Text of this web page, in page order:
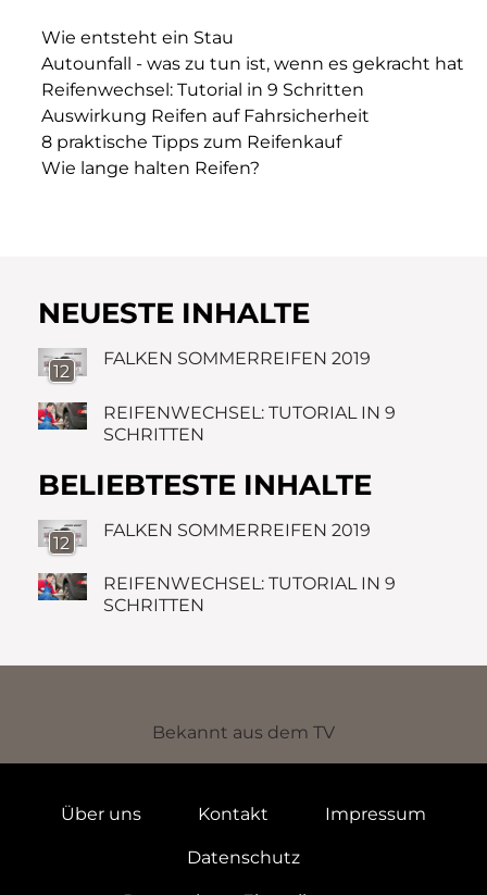
Wie entsteht ein Stau
Autounfall - was zu tun ist, wenn es gekracht hat
Reifenwechsel: Tutorial in 9 Schritten
Auswirkung Reifen auf Fahrsicherheit
8 praktische Tipps zum Reifenkauf
Wie lange halten Reifen?
NEUESTE INHALTE
12
FALKEN SOMMERREIFEN 2019
REIFENWECHSEL: TUTORIAL IN 9
SCHRITTEN
BELIEBTESTE INHALTE
12
FALKEN SOMMERREIFEN 2019
REIFENWECHSEL: TUTORIAL IN 9
SCHRITTEN
Bekannt aus dem TV
Über uns Kontakt Impressum
Datenschutz